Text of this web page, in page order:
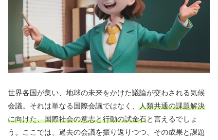
世界各国が集い、地球の未来をかけた議論が交わされる気候
会議。それは単なる国際会議ではなく、 人類共通の課題解決
に向けた、国際社会の意志と行動の試金石と言えるでしょ
う。ここでは、過去の会議を振り返りつつ、その成果と課題